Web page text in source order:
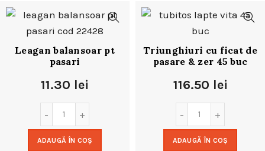
Leagan balansoar pt
pasari
11.30 lei
ADAUGĂ ÎN COȘ
Triunghiuri cu ficat de
pasare & zer 45 buc
116.50 lei
ADAUGĂ ÎN COȘ